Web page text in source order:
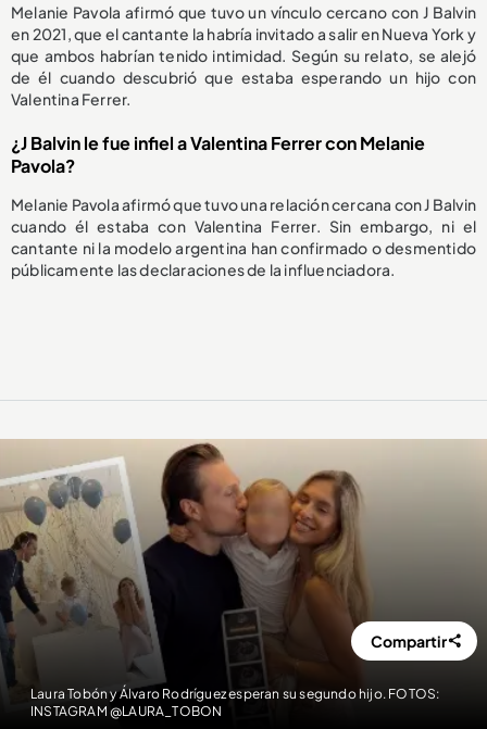
Melanie Pavola afirmó que tuvo un vínculo cercano con J Balvin
en 2021, que el cantante la habría invitado a salir en Nueva York y
que ambos habrían tenido intimidad. Según su relato, se alejó
de él cuando descubrió que estaba esperando un hijo con
Valentina Ferrer.
¿J Balvin le fue infiel a Valentina Ferrer con Melanie
Pavola?
Melanie Pavola afirmó que tuvo una relación cercana con J Balvin
cuando él estaba con Valentina Ferrer. Sin embargo, ni el
cantante ni la modelo argentina han confirmado o desmentido
públicamente las declaraciones de la influenciadora.
Laura Tobón y Álvaro Rodríguez esperan su segundo hijo. FOTOS:
INSTAGRAM @LAURA_TOBON
Compartir